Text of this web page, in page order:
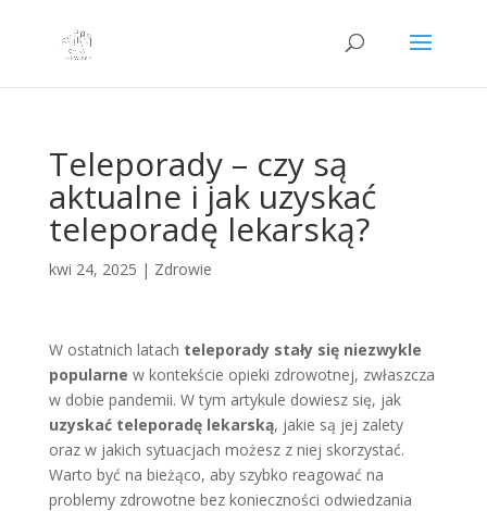
Teleporady – czy są
aktualne i jak uzyskać
teleporadę lekarską?
kwi 24, 2025 | Zdrowie
W ostatnich latach teleporady stały się niezwykle
popularne w kontekście opieki zdrowotnej, zwłaszcza
w dobie pandemii. W tym artykule dowiesz się, jak
uzyskać teleporadę lekarską, jakie są jej zalety
oraz w jakich sytuacjach możesz z niej skorzystać.
Warto być na bieżąco, aby szybko reagować na
problemy zdrowotne bez konieczności odwiedzania